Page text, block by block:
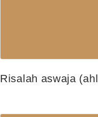
Risalah aswaja (ahl